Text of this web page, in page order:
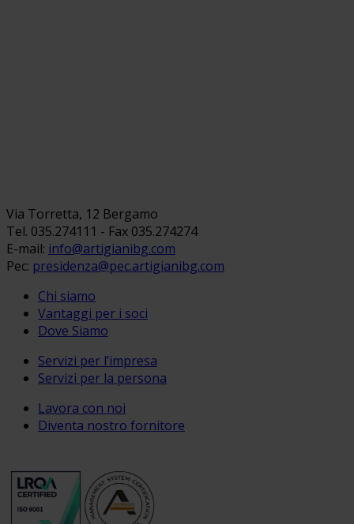
Via Torretta, 12 Bergamo
Tel. 035.274111 - Fax 035.274274
E-mail: info@artigianibg.com
Pec: presidenza@pec.artigianibg.com
Chi siamo
Vantaggi per i soci
Dove Siamo
Servizi per l’impresa
Servizi per la persona
Lavora con noi
Diventa nostro fornitore